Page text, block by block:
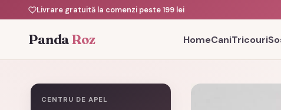
Livrare gratuită la comenzi peste 199 lei
PandaRoz HomeCaniTricouri
CENTRU DE APEL